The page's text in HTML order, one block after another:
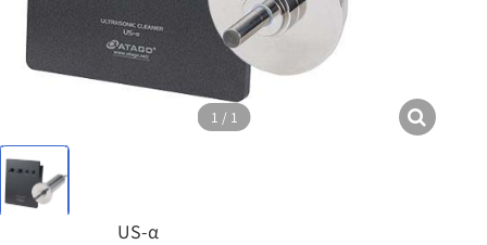
1 / 1
US-α